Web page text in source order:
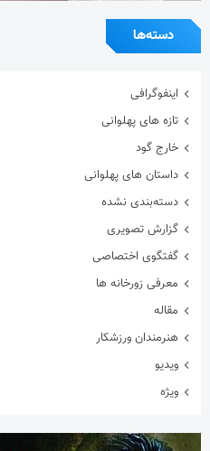
دسته‌ها
اینفوگرافی
تازه های پهلوانی
خارج گود
داستان های پهلوانی
دسته‌بندی نشده
گزارش تصویری
گفتگوی اختصاصی
معرفی زورخانه ها
مقاله
هنرمندان ورزشکار
ویدیو
ویژه